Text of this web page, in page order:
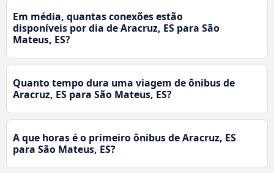
Em média, quantas conexões estão
disponíveis por dia de Aracruz, ES para São
Mateus, ES?
Quanto tempo dura uma viagem de ônibus de
Aracruz, ES para São Mateus, ES?
A que horas é o primeiro ônibus de Aracruz, ES
para São Mateus, ES?